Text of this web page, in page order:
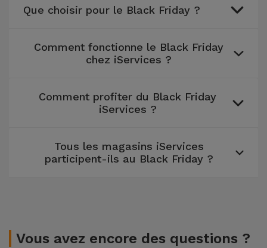
Montres
Bracelets
Gadgets
Portefeuilles,
Que choisir pour le Black Friday ?
Comment fonctionne le Black Friday
chez iServices ?
Comment profiter du Black Friday
iServices ?
Tous les magasins iServices
participent-ils au Black Friday ?
Vous avez encore des questions ?